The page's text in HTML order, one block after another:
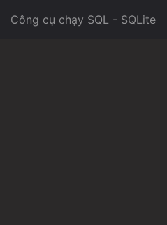
Công cụ chạy SQL - SQLite